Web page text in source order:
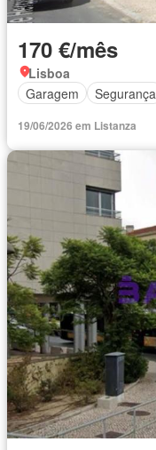
170 €/mês
Lisboa
Garagem
Segurança
19/06/2026 em Listanza